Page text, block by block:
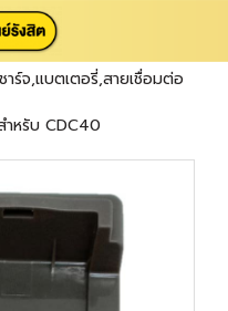
าร์จ,แบตเตอรี่,สายเชื่อมต่อ
ำหรับ CDC40